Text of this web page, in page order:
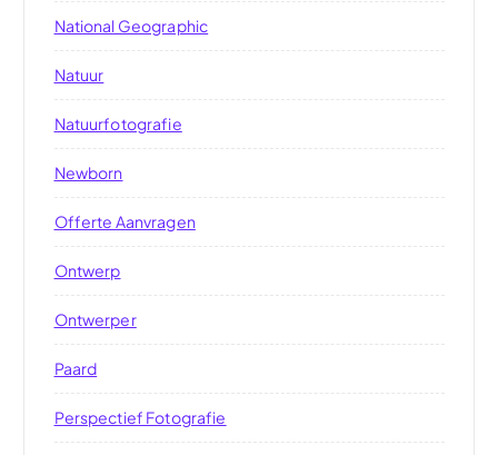
National Geographic
Natuur
Natuurfotografie
Newborn
Offerte Aanvragen
Ontwerp
Ontwerper
Paard
Perspectief Fotografie